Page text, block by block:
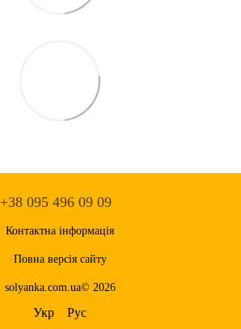
+38 095 496 09 09
Контактна інформація
Повна версія сайту
solyanka.com.ua© 2026
Укр Рус